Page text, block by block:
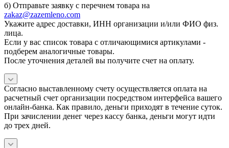
б) Отправьте заявку с перечнем товара на
zakaz@zazemleno.com
Укажите адрес доставки, ИНН организации и/или ФИО физ.
лица.
Если у вас список товара с отличающимися артикулами -
подберем аналогичные товары.
После уточнения деталей вы получите счет на оплату.
Согласно выставленному счету осуществляется оплата на
расчетный счет организации посредством интерфейса вашего
онлайн-банка. Как правило, деньги приходят в течение суток.
При зачислении денег через кассу банка, деньги могут идти
до трех дней.